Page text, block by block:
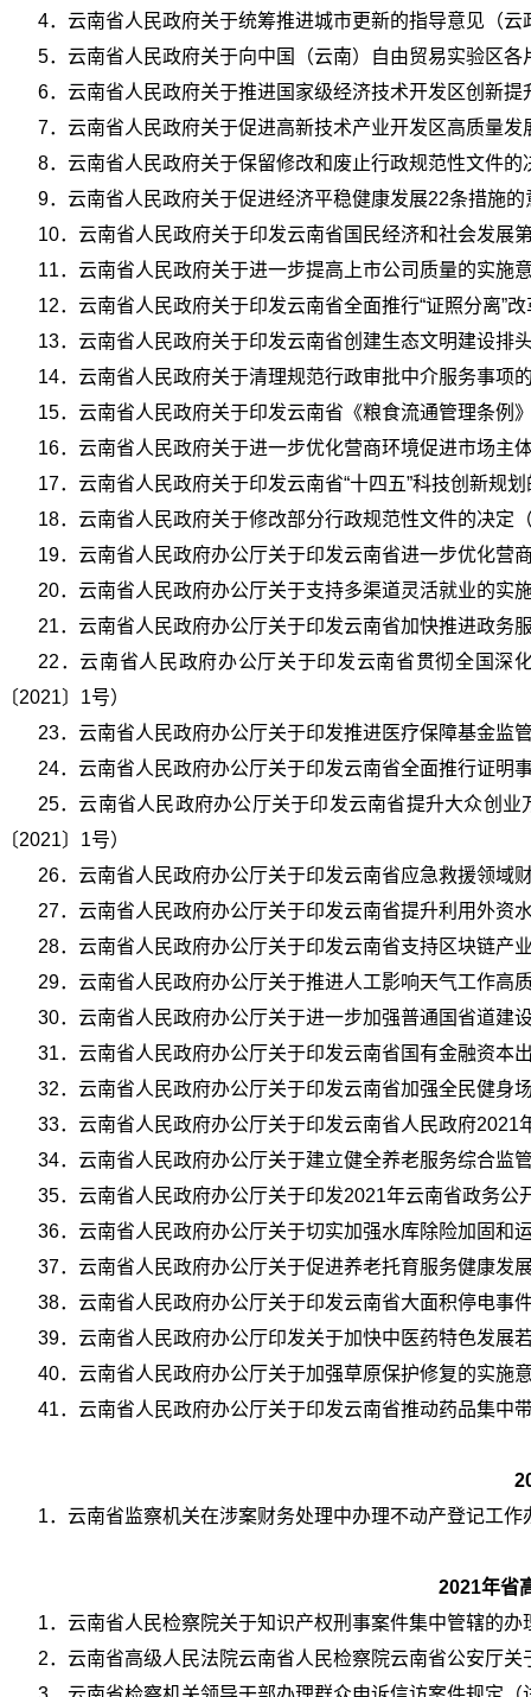
4．云南省人民政府关于统筹推进城市更新的指导意见（
5．云南省人民政府关于向中国（云南）自由贸易实验区
6．云南省人民政府关于推进国家级经济技术开发区创新
7．云南省人民政府关于促进高新技术产业开发区高质量
8．云南省人民政府关于保留修改和废止行政规范性文件
9．云南省人民政府关于促进经济平稳健康发展22条措施
10．云南省人民政府关于印发云南省国民经济和社会发展
11．云南省人民政府关于进一步提高上市公司质量的实施
12．云南省人民政府关于印发云南省全面推行“证照分离”
13．云南省人民政府关于印发云南省创建生态文明建设排
14．云南省人民政府关于清理规范行政审批中介服务事项
15．云南省人民政府关于印发云南省《粮食流通管理条例
16．云南省人民政府关于进一步优化营商环境促进市场主
17．云南省人民政府关于印发云南省“十四五”科技创新规
18．云南省人民政府关于修改部分行政规范性文件的决定
19．云南省人民政府办公厅关于印发云南省进一步优化营
20．云南省人民政府办公厅关于支持多渠道灵活就业的实
21．云南省人民政府办公厅关于印发云南省加快推进政务
22．云南省人民政府办公厅关于印发云南省贯彻全国深
〔2021〕1号）
23．云南省人民政府办公厅关于印发推进医疗保障基金监
24．云南省人民政府办公厅关于印发云南省全面推行证明
25．云南省人民政府办公厅关于印发云南省提升大众创
〔2021〕1号）
26．云南省人民政府办公厅关于印发云南省应急救援领域
27．云南省人民政府办公厅关于印发云南省提升利用外资
28．云南省人民政府办公厅关于印发云南省支持区块链产
29．云南省人民政府办公厅关于推进人工影响天气工作高
30．云南省人民政府办公厅关于进一步加强普通国省道建
31．云南省人民政府办公厅关于印发云南省国有金融资本
32．云南省人民政府办公厅关于印发云南省加强全民健身
33．云南省人民政府办公厅关于印发云南省人民政府
34．云南省人民政府办公厅关于建立健全养老服务综合监
35．云南省人民政府办公厅关于印发2021年云南省政务
36．云南省人民政府办公厅关于切实加强水库除险加固和
37．云南省人民政府办公厅关于促进养老托育服务健康发
38．云南省人民政府办公厅关于印发云南省大面积停电事
39．云南省人民政府办公厅印发关于加快中医药特色发展
40．云南省人民政府办公厅关于加强草原保护修复的实施
41．云南省人民政府办公厅关于印发云南省推动药品集中
1．云南省监察机关在涉案财务处理中办理不动产登记工
2021年省
1．云南省人民检察院关于知识产权刑事案件集中管辖的
2．云南省高级人民法院云南省人民检察院云南省公安厅